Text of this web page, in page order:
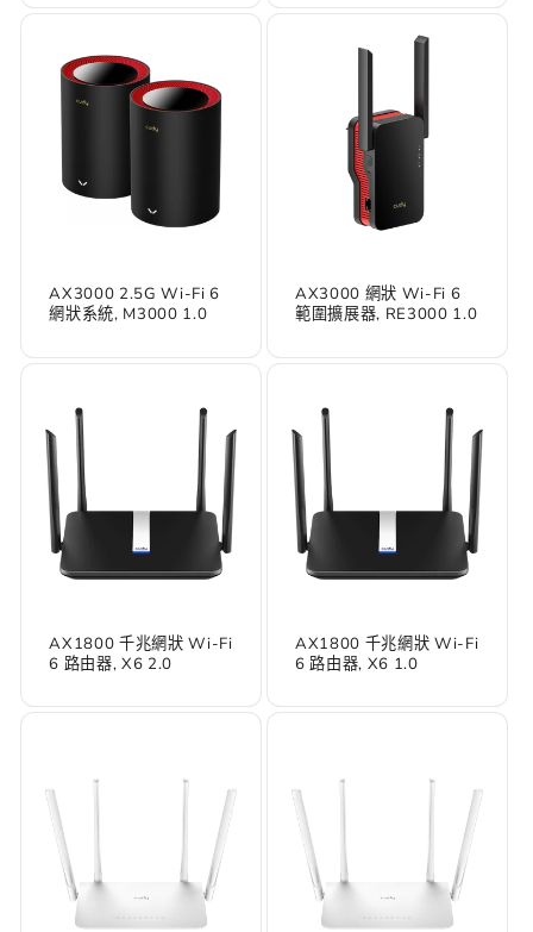
AX3000 2.5G Wi-Fi 6
網狀系統, M3000 1.0
AX3000 網狀 Wi-Fi 6
範圍擴展器, RE3000 1.0
AX1800 千兆網狀 Wi-Fi
6 路由器, X6 2.0
AX1800 千兆網狀 Wi-Fi
6 路由器, X6 1.0